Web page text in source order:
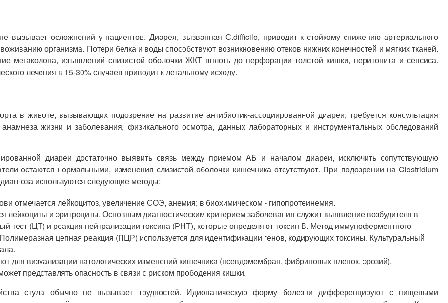
вызывает осложнений у пациентов. Диарея, вызванная С.difficile, приводит к стойкому снижению артериального
организма. Потери белка и воды способствуют возникновению отеков нижних конечностей и мягких тканей.
мегаколона, изъявлений слизистой оболочки ЖКТ вплоть до перфорации толстой кишки, перитонита и сепсиса.
лечения в 15-30% случаев приводит к летальному исходу.
в животе, вызывающих подозрение на развитие антибиотик-ассоциированной диареи, требуется консультация
жизни и заболевания, физикального осмотра, данных лабораторных и инструментальных обследований
диареи достаточно выявить связь между приемом АБ и началом диареи, исключить сопутствующую
остаются нормальными, изменения слизистой оболочки кишечника отсутствуют. При подозрении на Clostridium
используются следующие методы:
отмечается лейкоцитоз, увеличение СОЭ, анемия; в биохимическом - гипопротеинемия.
и эритроциты. Основным диагностическим критерием заболевания служит выявление возбудителя в
тест (ЦТ) и реакция нейтрализации токсина (РНТ), которые определяют токсин В. Метод иммуноферментного
цепная реакция (ПЦР) используется для идентификации генов, кодирующих токсины. Культуральный
для визуализации патологических изменений кишечника (псевдомембран, фибриновых пленок, эрозий).
представлять опасность в связи с риском прободения кишки.
стула обычно не вызывает трудностей. Идиопатическую форму болезни дифференцируют с пищевыми